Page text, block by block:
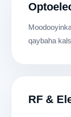
qaybaha
RF &